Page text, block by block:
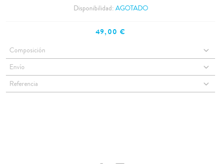
Disponibilidad: AGOTADO
49,00 €
Composición
Envío
Referencia